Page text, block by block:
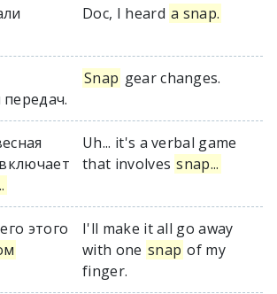
Doc, I heard a snap.
Snap gear changes.
Uh... it's a verbal game
that involves snap...
этого
I'll make it all go away
with one snap of my
finger.